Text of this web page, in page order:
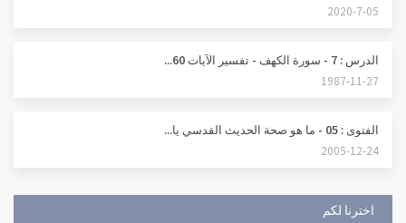
2020-7-05
الدرس : 7 - سورة الكهف - تفسير الآيات 60...
1987-11-27
الفتوى : 05 - ما هو صحة الحديث القدسي يا...
2005-12-24
اخترنا لكم